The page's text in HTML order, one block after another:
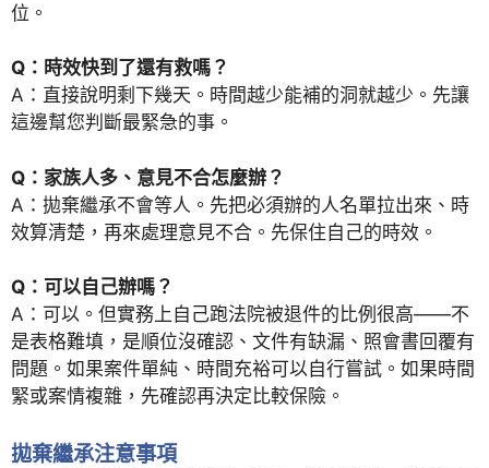
位。
Q：時效快到了還有救嗎？
A：直接說明剩下幾天。時間越少能補的洞就越少。先讓
這邊幫您判斷最緊急的事。
Q：家族人多、意見不合怎麼辦？
A：拋棄繼承不會等人。先把必須辦的人名單拉出來、時
效算清楚，再來處理意見不合。先保住自己的時效。
Q：可以自己辦嗎？
A：可以。但實務上自己跑法院被退件的比例很高——不
是表格難填，是順位沒確認、文件有缺漏、照會書回覆有
問題。如果案件單純、時間充裕可以自行嘗試。如果時間
緊或案情複雜，先確認再決定比較保險。
拋棄繼承注意事項